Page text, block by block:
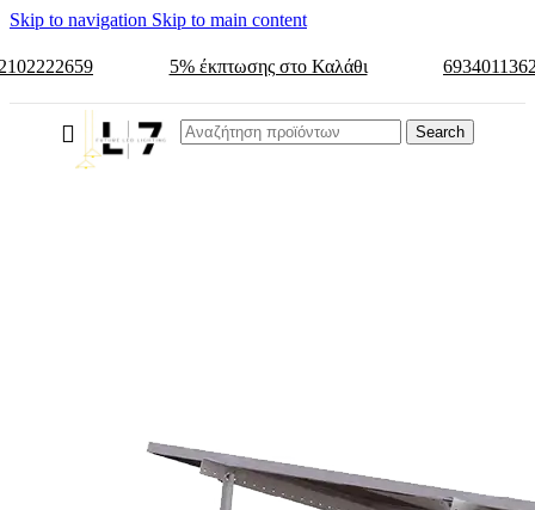
Skip to navigation Skip to main content
5% έκπτωσης στο Καλάθι
Search